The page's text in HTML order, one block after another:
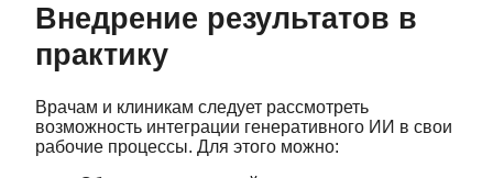
Внедрение результатов в
практику
Врачам и клиникам следует рассмотреть
возможность интеграции генеративного ИИ в свои
рабочие процессы. Для этого можно: